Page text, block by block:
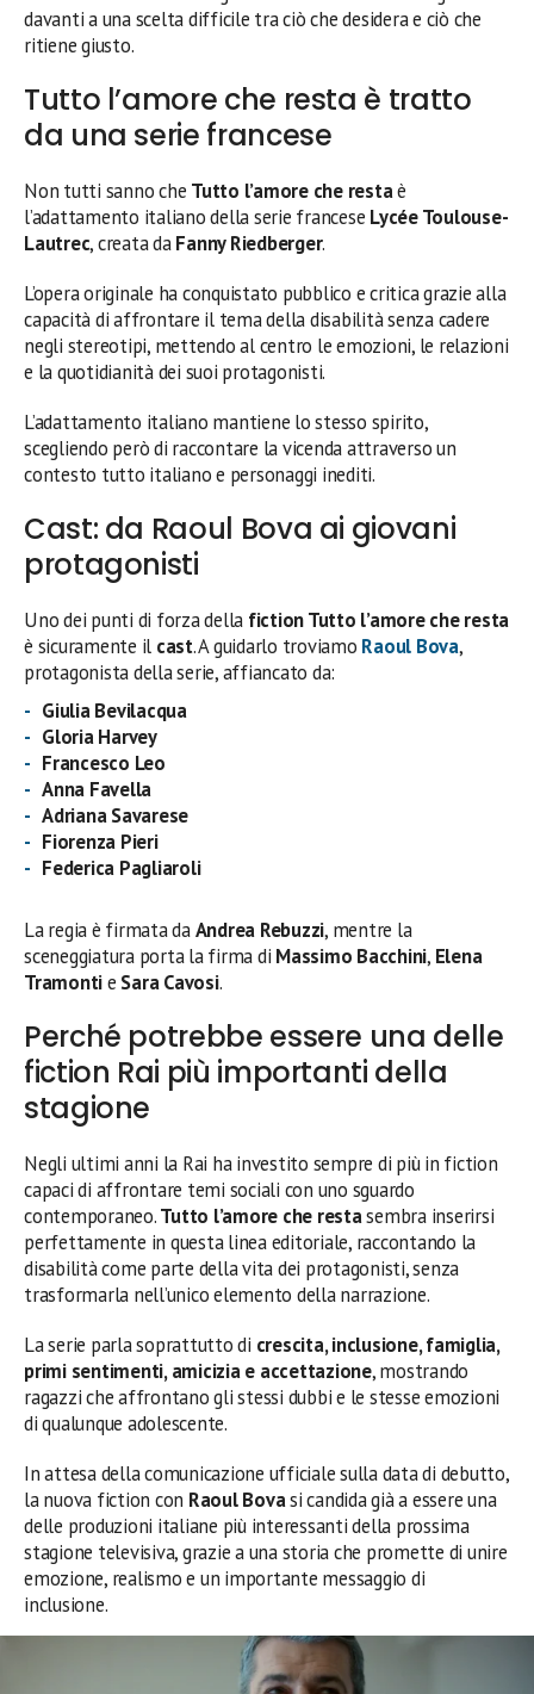
davanti a una scelta difficile tra ciò che desidera e ciò che
ritiene giusto.
Tutto l’amore che resta è tratto
da una serie francese
Non tutti sanno che Tutto l’amore che restaè
l’adattamento italiano della serie francese Lycée Toulouse-
Lautrec, creata daFanny Riedberger.
L’opera originale ha conquistato pubblico e critica grazie alla
capacità di affrontare il tema della disabilità senza cadere
negli stereotipi, mettendo al centro le emozioni, le relazioni
e la quotidianità dei suoi protagonisti.
L’adattamento italiano mantiene lo stesso spirito,
scegliendo però di raccontare la vicenda attraverso un
contesto tutto italiano e personaggi inediti.
Cast: da Raoul Bova ai giovani
protagonisti
Uno dei punti di forza della fiction Tutto l’amore che resta
è sicuramente il cast. A guidarlo troviamo Raoul Bova,
protagonista della serie, affiancato da:
Giulia Bevilacqua
Gloria Harvey
Francesco Leo
Anna Favella
Adriana Savarese
Fiorenza Pieri
Federica Pagliaroli
La regia è firmata daAndrea Rebuzzi, mentre la
sceneggiatura porta la firma di Massimo Bacchini, Elena
Tramontie Sara Cavosi.
Perché potrebbe essere una delle
fiction Rai più importanti della
stagione
Negli ultimi anni la Rai ha investito sempre di più in fiction
capaci di affrontare temi sociali con uno sguardo
contemporaneo.Tutto l’amore che restasembra inserirsi
perfettamente in questa linea editoriale, raccontando la
disabilità come parte della vita dei protagonisti, senza
trasformarla nell’unico elemento della narrazione.
La serie parla soprattutto di crescita, inclusione, famiglia,
primi sentimenti, amicizia e accettazione, mostrando
ragazzi che affrontano gli stessi dubbi e le stesse emozioni
di qualunque adolescente.
In attesa della comunicazione ufficiale sulla data di debutto,
la nuova fiction con Raoul Bovasi candida già a essere una
delle produzioni italiane più interessanti della prossima
stagione televisiva, grazie a una storia che promette di unire
emozione, realismo e un importante messaggio di
inclusione.